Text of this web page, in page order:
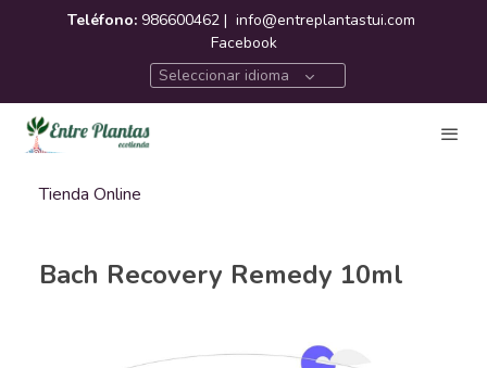
Teléfono: 986600462 | info@entreplantastui.com
Facebook
Seleccionar idioma
Tienda Online
Bach Recovery Remedy 10ml